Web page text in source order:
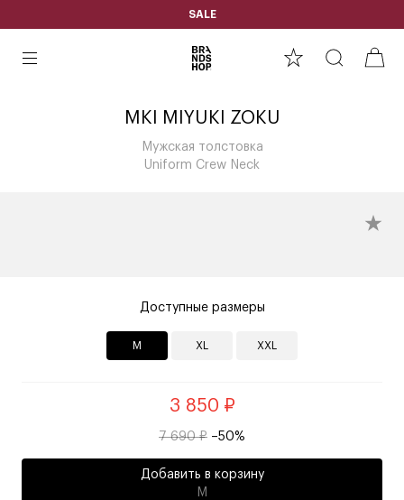
SALE
MKI MIYUKI ZOKU
Мужская толстовка
Uniform Crew Neck
Доступные размеры
M XL XXL
3 850 ₽
7 690 ₽ –50%
Добавить в корзину
M